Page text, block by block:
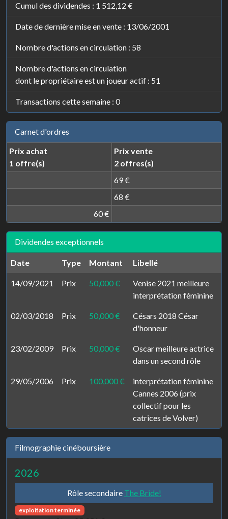
Cumul des dividendes : 1 512,12 €
Date de dernière mise en vente : 13/06/2001
Nombre d'actions en circulation : 58
Nombre d'actions en circulation
dont le propriétaire est un joueur actif : 51
Transactions cette semaine : 0
Carnet d'ordres
Prix achat
1 offre(s)
Prix vente
2 offres(s)
69 €
68 €
60 €
Dividendes exceptionnels
Date Type Montant Libellé
14/09/2021 Prix 50,000 €
Venise 2021 meilleure
interprétation féminine
02/03/2018 Prix 50,000 €
Césars 2018 César
d'honneur
23/02/2009 Prix 50,000 €
Oscar meilleure actrice
dans un second rôle
29/05/2006 Prix 100,000 €
interprétation féminine
Cannes 2006 (prix
collectif pour les
catrices de Volver)
Filmographie cinéboursière
2026
Rôle secondaire The Bride!
exploitation terminée